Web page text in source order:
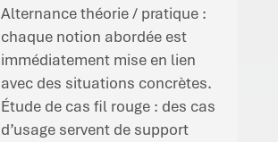
Alternance théorie / pratique :
chaque notion abordée est
immédiatement mise en lien
avec des situations concrètes.
Étude de cas fil rouge : des cas
d’usage servent de support